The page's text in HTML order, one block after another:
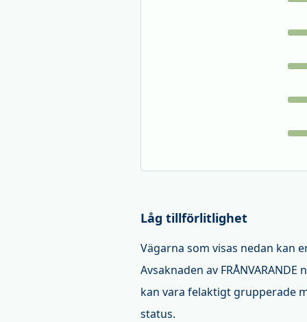
Låg tillförlitlighet
Vägarna som visas nedan kan
Avsaknaden av
kan vara felaktigt grupperade
status.